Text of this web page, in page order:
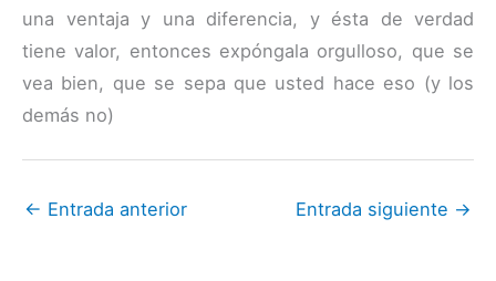
una ventaja y una diferencia, y ésta de verdad
tiene valor, entonces expóngala orgulloso, que se
vea bien, que se sepa que usted hace eso (y los
demás no)
← Entrada anterior Entrada siguiente →